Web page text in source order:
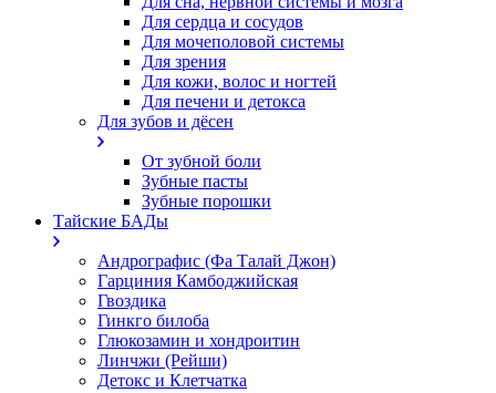
Для сердца и сосудов
Для мочеполовой системы
Для зрения
Для кожи, волос и ногтей
Для печени и детокса
Для зубов и дёсен
От зубной боли
Зубные пасты
Зубные порошки
Тайские БАДы
Андрографис (Фа Талай Джон)
Гарциния Камбоджийская
Гвоздика
Гинкго билоба
Глюкозамин и хондроитин
Линчжи (Рейши)
Детокс и Клетчатка